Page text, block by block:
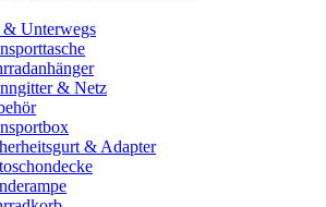
& Unterwegs
& Netz
& Adapter